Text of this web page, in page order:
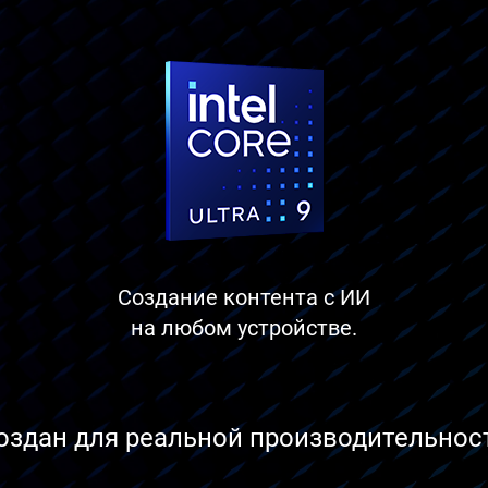
Создание контента с ИИ
на любом устройстве.
для реальной